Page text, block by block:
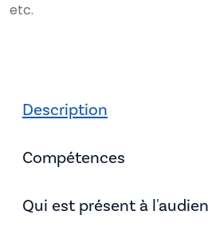
etc.
Description
Compétences
Qui est présent à